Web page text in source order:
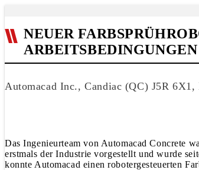
NEUER
ARBEITSBEDINGUNGEN
Automacad Inc., Candiac (QC) J5R 6X1,
Das Ingenieurteam von Automacad Concrete
erstmals der Industrie vorgestellt und wurde
konnte Automacad einen robotergesteuerten